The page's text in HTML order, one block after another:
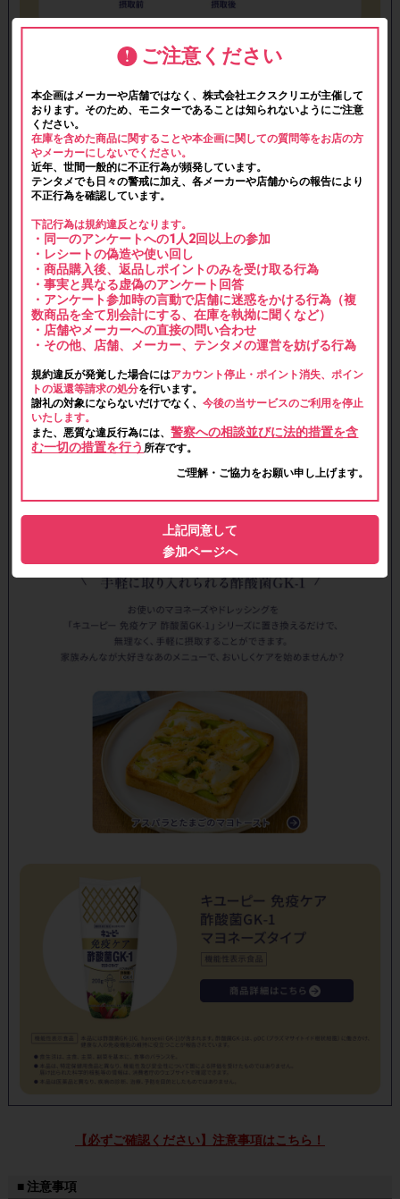
【必ずご確認ください】注意事項はこちら！
■ 注意事項
ご注意ください
本企画はメーカーや店舗ではなく、株式会社エクスクリエが主催して
おります。そのため、モニターであることは知られないようにご注意
ください。
在庫を含めた商品に関することや本企画に関しての質問等をお店の方
やメーカーにしないでください。
近年、世間一般的に不正行為が頻発しています。
テンタメでも日々の警戒に加え、各メーカーや店舗からの報告により
不正行為を確認しています。
下記行為は規約違反となります。
・同一のアンケートへの1人2回以上の参加
・レシートの偽造や使い回し
・商品購入後、返品しポイントのみを受け取る行為
・事実と異なる虚偽のアンケート回答
・アンケート参加時の言動で店舗に迷惑をかける行為（複
数商品を全て別会計にする、在庫を執拗に聞くなど）
・店舗やメーカーへの直接の問い合わせ
・その他、店舗、メーカー、テンタメの運営を妨げる行為
規約違反が発覚した場合にはアカウント停止・ポイント消失、ポイン
トの返還等請求の処分を行います。
謝礼の対象にならないだけでなく、今後の当サービスのご利用を停止
いたします。
また、悪質な違反行為には、警察への相談並びに法的措置を含
む一切の措置を行う 所存です。
ご理解・ご協力をお願い申し上げます。
上記同意して
参加ページへ